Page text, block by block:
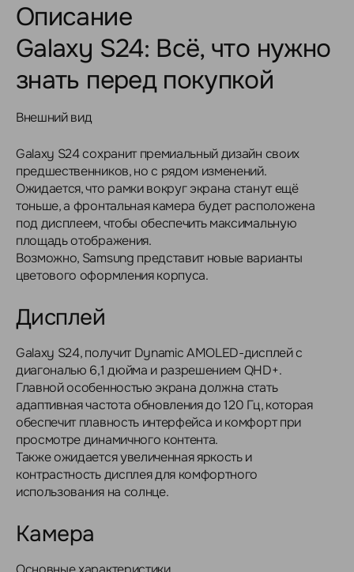
Описание
Galaxy S24: Всё, что нужно
знать перед покупкой
Внешний вид
Galaxy S24 сохранит премиальный дизайн своих
предшественников, но с рядом изменений.
Ожидается, что рамки вокруг экрана станут ещё
тоньше, а фронтальная камера будет расположена
под дисплеем, чтобы обеспечить максимальную
площадь отображения.
Возможно, Samsung представит новые варианты
цветового оформления корпуса.
Дисплей
Galaxy S24, получит Dynamic AMOLED-дисплей с
диагональю 6,1 дюйма и разрешением QHD+.
Главной особенностью экрана должна стать
адаптивная частота обновления до 120 Гц, которая
обеспечит плавность интерфейса и комфорт при
просмотре динамичного контента.
Также ожидается увеличенная яркость и
контрастность дисплея для комфортного
использования на солнце.
Камера